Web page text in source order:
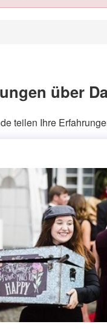
über
teilen Ihre